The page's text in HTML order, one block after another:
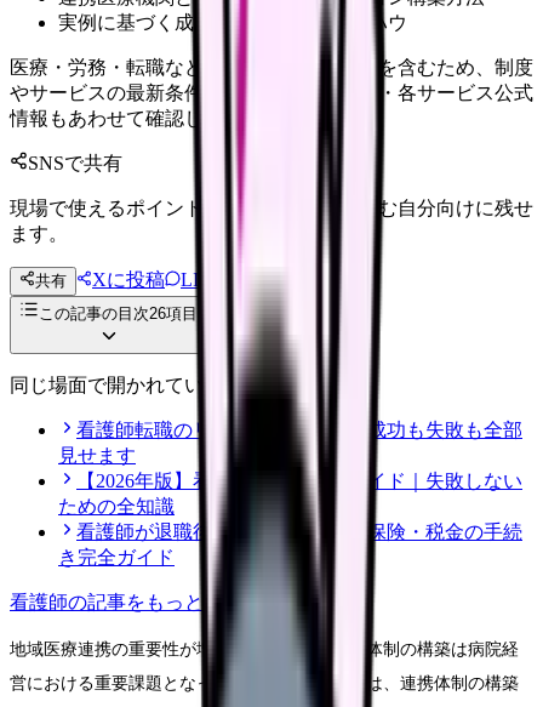
実例に基づく成功のポイントとノウハウ
医療・労務・転職など判断に影響する内容を含むため、制度
やサービスの最新条件は公的機関・勤務先・各サービス公式
情報もあわせて確認してください。
SNSで共有
現場で使えるポイントを、同僚やあとで読む自分向けに残せ
ます。
共有 Xに投稿 LINE
投稿文コピー
この記事の目次26項目
同じ場面で開かれている記事
看護師転職のリアル体験談12選｜成功も失敗も全部
見せます
【2026年版】看護師転職の完全ガイド｜失敗しない
ための全知識
看護師が退職後にやるべき年金・保険・税金の手続
き完全ガイド
看護師の記事をもっと見る
地域医療連携の重要性が増す中、効果的な連携体制の構築は病院経
営における重要課題となっています。本記事では、連携体制の構築